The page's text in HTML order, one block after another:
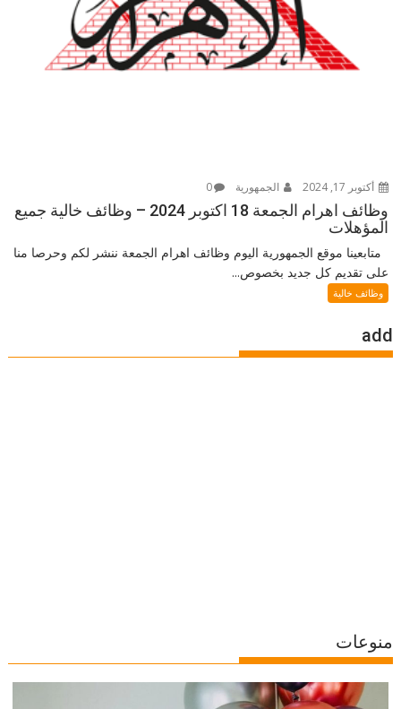
أكتوبر 17, 2024 الجمهورية 0
وظائف اهرام الجمعة 18 اكتوبر 2024 – وظائف خالية جميع
المؤهلات
متابعينا موقع الجمهورية اليوم وظائف اهرام الجمعة ننشر لكم وحرصا منا
على تقديم كل جديد بخصوص...
وظائف خالية
add
منوعات